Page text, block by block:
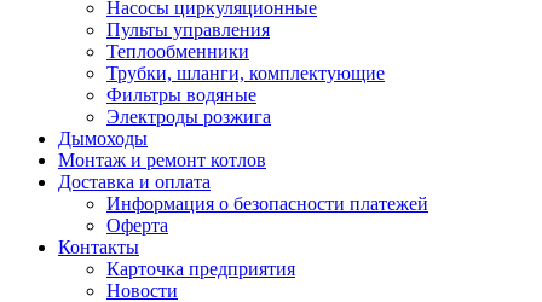
Насосы циркуляционные
Пульты управления
Теплообменники
Трубки, шланги, комплектующие
Фильтры водяные
Электроды розжига
Дымоходы
Монтаж и ремонт котлов
Доставка и оплата
Информация о безопасности платежей
Оферта
Контакты
Карточка предприятия
Новости